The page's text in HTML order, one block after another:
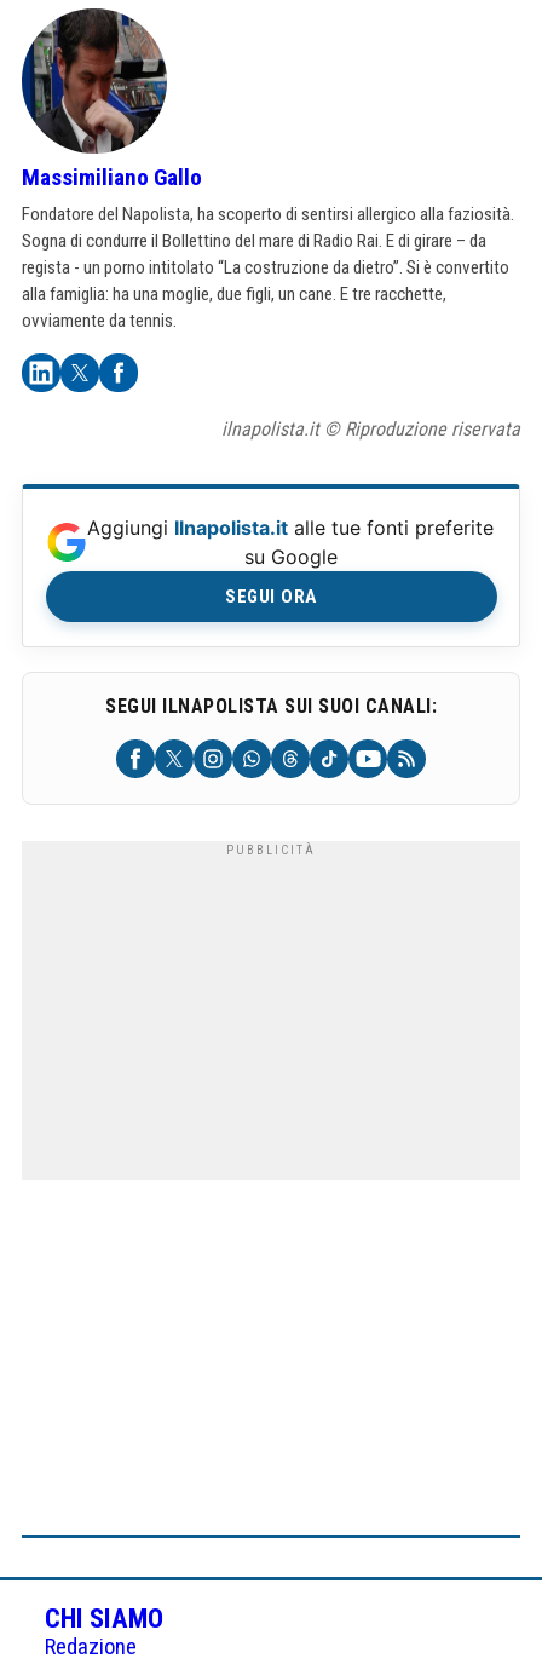
Massimiliano Gallo
Fondatore del Napolista, ha scoperto di sentirsi allergico alla faziosità.
Sogna di condurre il Bollettino del mare di Radio Rai. E di girare – da
regista - un porno intitolato “La costruzione da dietro”. Si è convertito
alla famiglia: ha una moglie, due figli, un cane. E tre racchette,
ovviamente da tennis.
ilnapolista.it © Riproduzione riservata
Aggiungi Ilnapolista.it alle tue fonti preferite
su Google
SEGUI ORA
SEGUI ILNAPOLISTA SUI SUOI CANALI:
CHI SIAMO
Redazione